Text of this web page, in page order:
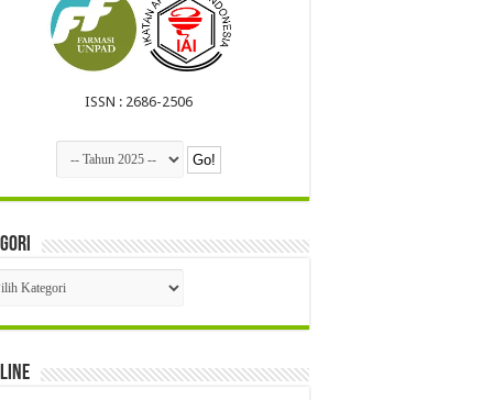
ISSN : 2686-2506